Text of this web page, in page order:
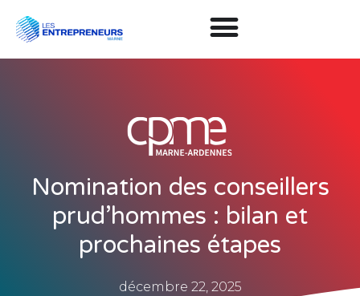
Nomination des conseillers
prud’hommes : bilan et
prochaines étapes
décembre 22, 2025